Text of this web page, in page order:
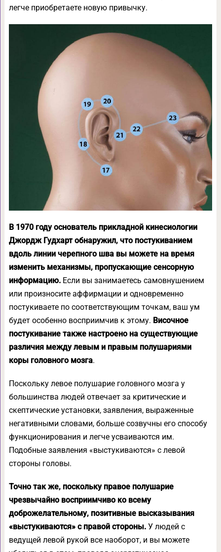
легче приобретаете новую привычку.
В 1970 году основатель прикладной кинесиологии
Джордж Гудхарт обнаружил, что постукиванием
вдоль линии черепного шва вы можете на время
изменить механизмы, пропускающие сенсорную
информацию.Если вы занимаетесь самовнушением
или произносите аффирмации и одновременно
постукиваете по соответствующим точкам, ваш ум
будет особенно восприимчив к этому. Височное
постукивание также настроено на существующие
различия между левым и правым полушариями
коры головного мозга.
Поскольку левое полушарие головного мозга у
большинства людей отвечает за критические и
скептические установки, заявления, выраженные
негативными словами, больше созвучны его способу
функционирования и легче усваиваются им.
Подобные заявления «выстукиваются» с левой
стороны головы.
Точно так же, поскольку правое полушарие
чрезвычайно восприимчиво ко всему
доброжелательному, позитивные высказывания
«выстукиваются» с правой стороны.У людей с
ведущей левой рукой все наоборот, и вы можете